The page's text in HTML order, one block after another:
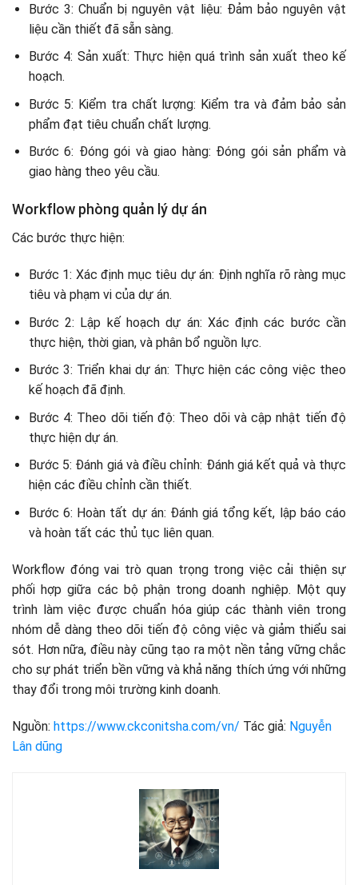
Bước 3: Chuẩn bị nguyên vật liệu: Đảm bảo nguyên vật
liệu cần thiết đã sẵn sàng.
Bước 4: Sản xuất: Thực hiện quá trình sản xuất theo kế
hoạch.
Bước 5: Kiểm tra chất lượng: Kiểm tra và đảm bảo sản
phẩm đạt tiêu chuẩn chất lượng.
Bước 6: Đóng gói và giao hàng: Đóng gói sản phẩm và
giao hàng theo yêu cầu.
Workflow phòng quản lý dự án
Các bước thực hiện:
Bước 1: Xác định mục tiêu dự án: Định nghĩa rõ ràng mục
tiêu và phạm vi của dự án.
Bước 2: Lập kế hoạch dự án: Xác định các bước cần
thực hiện, thời gian, và phân bổ nguồn lực.
Bước 3: Triển khai dự án: Thực hiện các công việc theo
kế hoạch đã định.
Bước 4: Theo dõi tiến độ: Theo dõi và cập nhật tiến độ
thực hiện dự án.
Bước 5: Đánh giá và điều chỉnh: Đánh giá kết quả và thực
hiện các điều chỉnh cần thiết.
Bước 6: Hoàn tất dự án: Đánh giá tổng kết, lập báo cáo
và hoàn tất các thủ tục liên quan.
Workflow đóng vai trò quan trọng trong việc cải thiện sự
phối hợp giữa các bộ phận trong doanh nghiệp. Một quy
trình làm việc được chuẩn hóa giúp các thành viên trong
nhóm dễ dàng theo dõi tiến độ công việc và giảm thiểu sai
sót. Hơn nữa, điều này cũng tạo ra một nền tảng vững chắc
cho sự phát triển bền vững và khả năng thích ứng với những
thay đổi trong môi trường kinh doanh.
Nguồn: https://www.ckconitsha.com/vn/ Tác giả: Nguyễn
Lân dũng